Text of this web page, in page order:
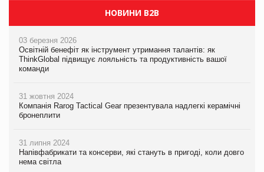
НОВИНИ B2B
03 березня 2026
Освітній бенефіт як інструмент утримання талантів: як
ThinkGlobal підвищує лояльність та продуктивність вашої
команди
31 жовтня 2024
Компанія Rarog Tactical Gear презентувала надлегкі керамічні
бронеплити
31 липня 2024
Напівфабрикати та консерви, які стануть в пригоді, коли довго
нема світла